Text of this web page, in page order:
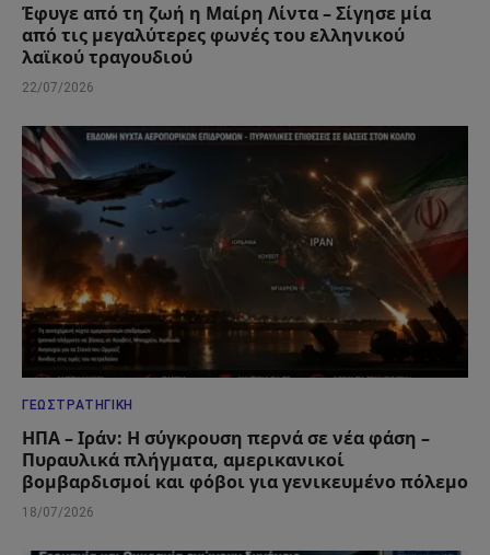
Έφυγε από τη ζωή η Μαίρη Λίντα – Σίγησε μία
από τις μεγαλύτερες φωνές του ελληνικού
λαϊκού τραγουδιού
22/07/2026
ΓΕΩΣΤΡΑΤΗΓΙΚΉ
ΗΠΑ – Ιράν: Η σύγκρουση περνά σε νέα φάση –
Πυραυλικά πλήγματα, αμερικανικοί
βομβαρδισμοί και φόβοι για γενικευμένο πόλεμο
18/07/2026